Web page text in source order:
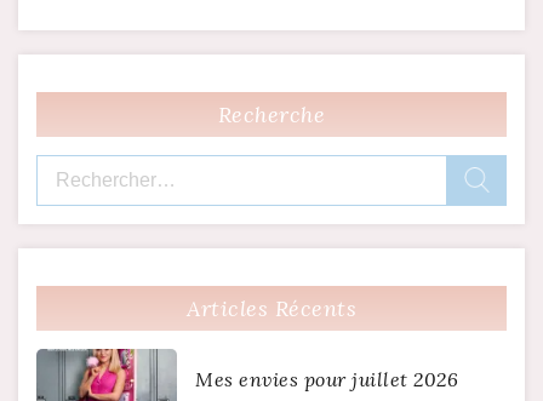
Recherche
Rechercher :
Articles Récents
Mes envies pour juillet 2026